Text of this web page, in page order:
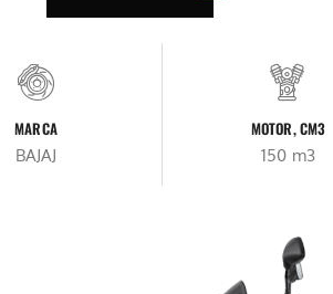
MARCA
BAJAJ
MOTOR, CM3
150 m3